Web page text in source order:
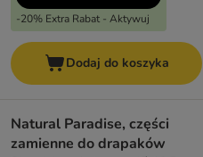
-20% Extra Rabat - Aktywuj
Dodaj do koszyka
Natural Paradise, części
zamienne do drapaków